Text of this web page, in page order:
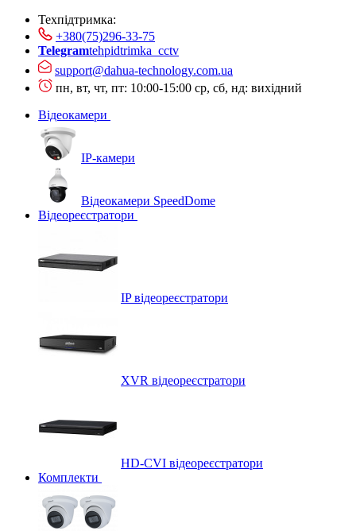
Техпідтримка:
+380(75)296-33-75
Telegramtehpidtrimka_cctv
support@dahua-technology.com.ua
пн, вт, чт, пт: 10:00-15:00 ср, сб, нд: вихідний
Відеокамери
IP-камери
Відеокамери SpeedDome
Відеореєстратори
IP відеореєстратори
XVR відеореєстратори
HD-CVI відеореєстратори
Комплекти